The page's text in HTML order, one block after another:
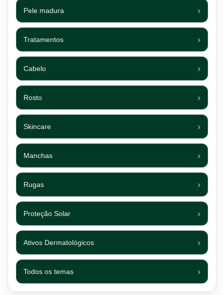
Pele madura
Tratamentos
Cabelo
Rosto
Skincare
Manchas
Rugas
Proteção Solar
Ativos Dermatológicos
Todos os temas